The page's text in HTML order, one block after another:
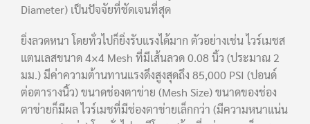
Diameter) เป็นปัจจัยที่ชัดเจนที่สุด
ยิ่งลวดหนา โดยทั่วไปก็ยิ่งรับแรงได้มาก ตัวอย่างเช่น ไวร์เมชส
แตนเลสขนาด 4×4 Mesh ที่มีเส้นลวด 0.08 นิ้ว (ประมาณ 2
มม.) มีค่าความต้านทานแรงดึงสูงสุดถึง 85,000 PSI (ปอนด์
ต่อตารางนิ้ว) ขนาดช่องตาข่าย (Mesh Size) ขนาดของช่อง
ตาข่ายก็มีผล ไวร์เมชที่มีช่องตาข่ายเล็กกว่า (มีความหนาแน่น